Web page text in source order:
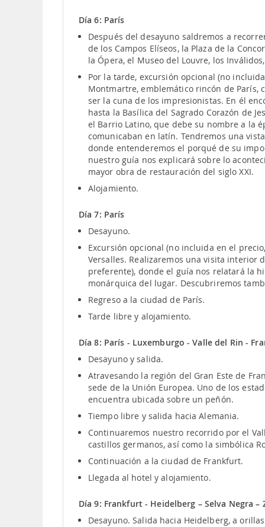
Día 6: París
Después del desayuno saldremos a
de los Campos Elíseos, la Plaza de la
la Ópera, el Museo del Louvre, los
Por la tarde, excursión opcional (no
Montmartre, emblemático rincón de París,
ser la cuna de los impresionistas. En él
hasta la Basílica del Sagrado Corazón de
el Barrio Latino, que debe su nombre a la
comunicaban en latín. Tendremos una
donde entenderemos el porqué de su
nuestro guía nos explicará sobre lo
mayor obra de restauración del siglo XXI.
Alojamiento.
Día 7: París
Desayuno.
Excursión opcional (no incluida en el
Versalles. Realizaremos una visita interior
preferente), donde el guía nos relatará la
monárquica del lugar. Descubriremos
Regreso a la ciudad de París.
Tarde libre y alojamiento.
Día 8: París - Luxemburgo - Valle del Rin -
Desayuno y salida.
Atravesando la región del Gran Este de
sede de la Unión Europea. Uno de los
encuentra ubicada sobre un peñón.
Tiempo libre y salida hacia Alemania.
Continuaremos nuestro recorrido por el
castillos germanos, así como la simbólica
Continuación a la ciudad de Frankfurt.
Llegada al hotel y alojamiento.
Día 9: Frankfurt - Heidelberg – Selva Negra –
Desayuno. Salida hacia Heidelberg, a